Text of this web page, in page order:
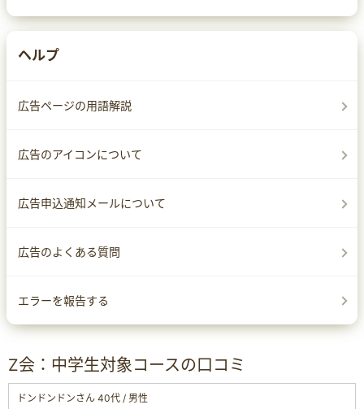
ヘルプ
広告ページの用語解説
広告のアイコンについて
広告申込通知メールについて
広告のよくある質問
エラーを報告する
Z会：中学生対象コースの口コミ
ドンドンドンさん 40代 / 男性